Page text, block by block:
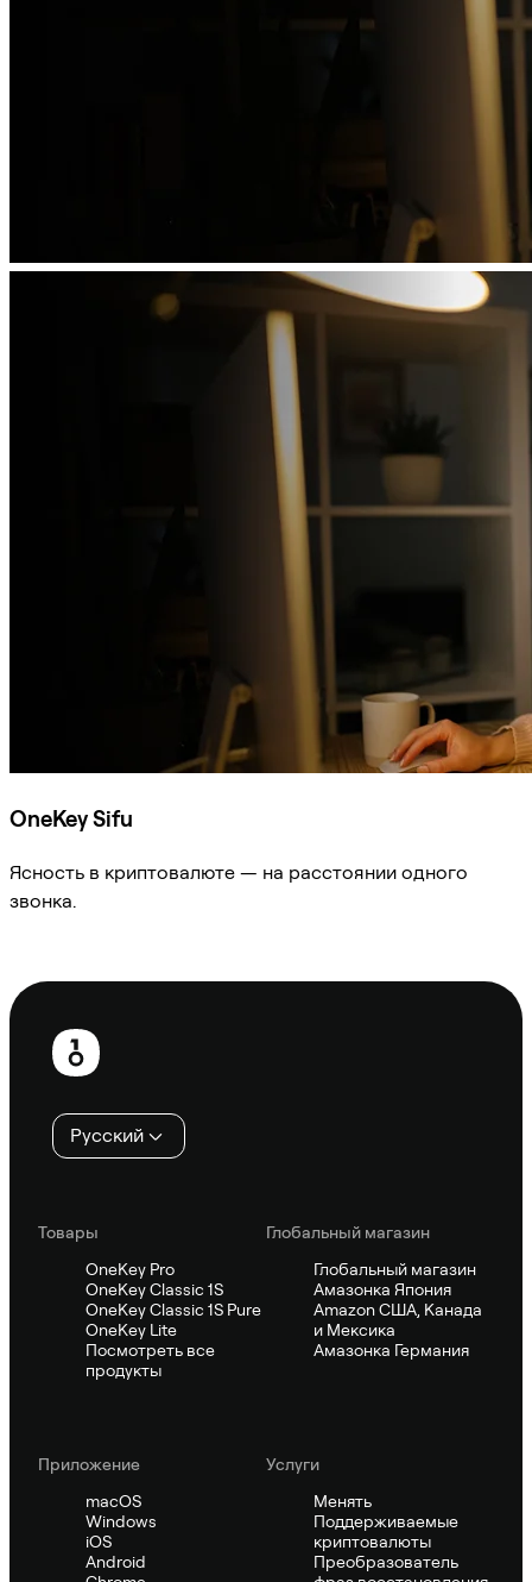
OneKey Sifu
Ясность в криптовалюте — на расстоянии одного
звонка.
Нижний
колонтитул
Русский
Товары
OneKey Pro
OneKey Classic 1S
OneKey Classic 1S Pure
OneKey Lite
Посмотреть все
продукты
Глобальный магазин
Глобальный магазин
Амазонка Япония
Amazon США, Канада
и Мексика
Амазонка Германия
Приложение
macOS
Windows
iOS
Android
Услуги
Менять
Поддерживаемые
криптовалюты
Преобразователь